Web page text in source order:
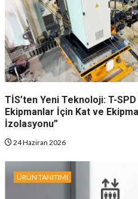
TİS’ten Yeni Teknoloji: T-
Ekipmanlar İçin Kat ve
İzolasyonu”
24 Haziran 2026
ÜRÜN TANITIMI